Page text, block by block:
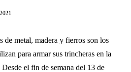
de metal, madera y fierros son los
para armar sus trincheras en la
el fin de semana del 13 de